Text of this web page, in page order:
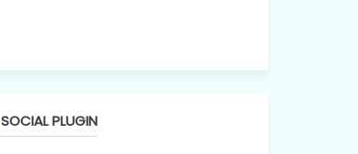
SOCIAL PLUGIN